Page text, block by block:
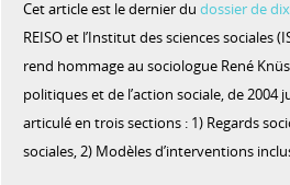
Cet article est le dernier du dossier de
REISO et l’Institut des sciences sociales
rend hommage au sociologue René
politiques et de l’action sociale, de 2004
articulé en trois sections : 1) Regards
sociales, 2) Modèles d’interventions